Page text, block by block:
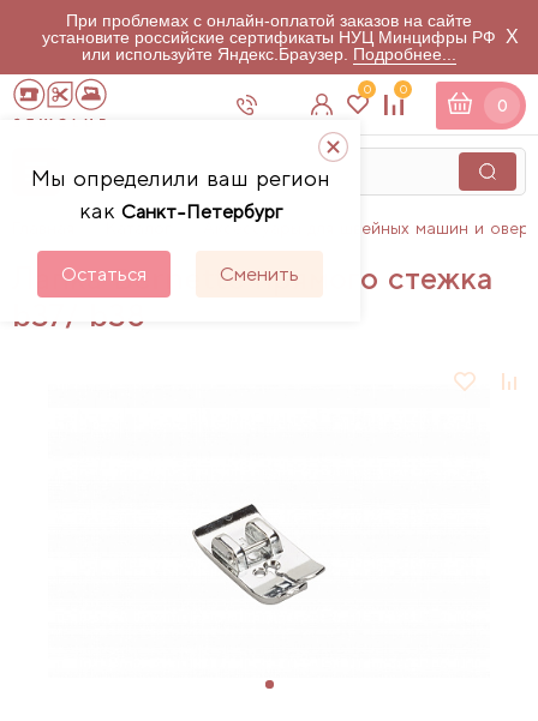
При проблемах с онлайн-оплатой заказов на сайте
установите российские сертификаты НУЦ Минцифры РФ
или используйте Яндекс.Браузер. Подробнее...
X
Мы определили ваш регион
как Санкт-Петербург
Остаться Сменить
0 0
0
Аксессуары для швейных машин и
Лапка Bernette прямого стежка
b37/ b38